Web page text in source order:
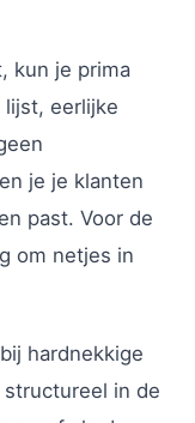
kun je prima
lijst, eerlijke
je je klanten
past. Voor de
om netjes in
hardnekkige
in de